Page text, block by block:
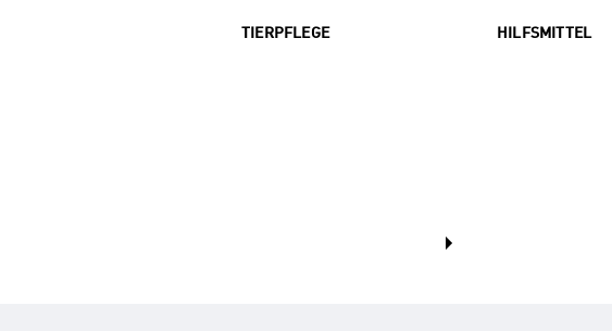
TIERPFLEGE HILFSMITTEL